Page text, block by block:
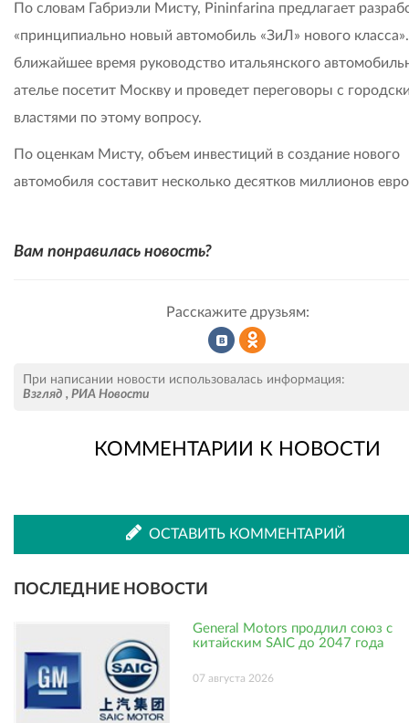
По словам Габриэли Мисту, Pininfarina предлагает
«принципиально новый автомобиль «ЗиЛ» нового
ближайшее время руководство итальянского
ателье посетит Москву и проведет переговоры с
властями по этому вопросу.
По оценкам Мисту, объем инвестиций в создание нового
автомобиля составит несколько десятков миллионов
Вам понравилась новость?
Расскажите друзьям:
во
ВКонтакте
Одноклассниках
При написании новости использовалась информация:
Взгляд , РИА Новости
КОММЕНТАРИИ К НОВОСТИ
ОСТАВИТЬ КОММЕНТАРИЙ
ПОСЛЕДНИЕ НОВОСТИ
General Motors продлил союз с
китайским SAIC до 2047 года
07 августа 2026